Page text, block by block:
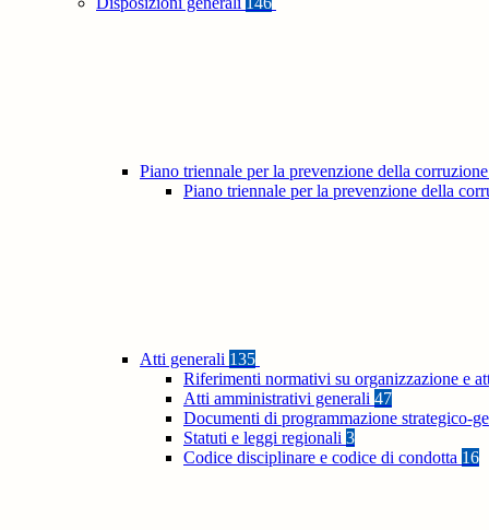
Piano triennale per la prevenzione della
Piano triennale per la prevenzione della
Atti generali 135
Riferimenti normativi su organizzazione e
Atti amministrativi generali 47
Documenti di programmazione strategico-
Statuti e leggi regionali 3
Codice disciplinare e codice di condotta 16